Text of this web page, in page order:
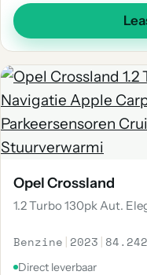
Opel Crossland
1.2 Turbo 130pk Aut.
Benzine | 2023 |
Direct leverbaar